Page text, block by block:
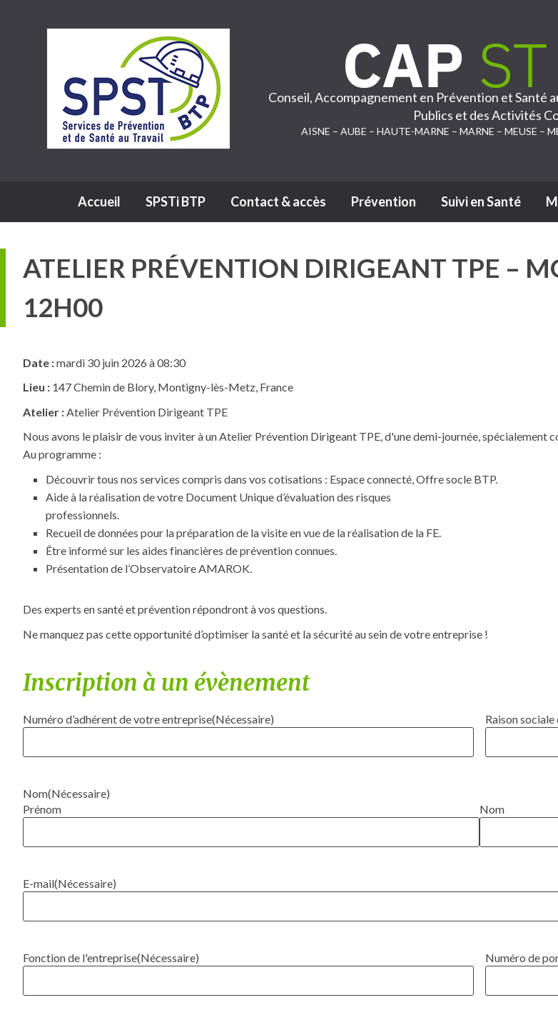
Conseil, Accompagnement en Prévention et Santé
Publics et des Activités
AISNE – AUBE – HAUTE-MARNE – MARNE – MEUSE –
Navigation principale
Passer au
Accueil SPSTi BTP Contact & accès Prévention Suivi en Santé
ATELIER PRÉVENTION DIRIGEANT TPE –
12H00
Date :mardi 30 juin 2026 à 08:30
Lieu : 147 Chemin de Blory, Montigny-lès-Metz, France
Atelier : Atelier Prévention Dirigeant TPE
Nous avons le plaisir de vous inviter à un Atelier Prévention Dirigeant TPE, d'une demi-journée, spécialement
Au programme :
Découvrir tous nos services compris dans vos cotisations : Espace connecté, Offre socle BTP.
Aide à la réalisation de votre Document Unique d’évaluation des risques
professionnels.
Recueil de données pour la préparation de la visite en vue de la réalisation de la FE.
Être informé sur les aides financières de prévention connues.
Présentation de l’Observatoire AMAROK.
Des experts en santé et prévention répondront à vos questions.
Ne manquez pas cette opportunité d’optimiser la santé et la sécurité au sein de votre entreprise !
Inscription à un évènement
Numéro d’adhérent de votre entreprise(Nécessaire) Raison
Nom(Nécessaire)
Prénom
Nom
E-mail(Nécessaire)
Fonction de l'entreprise(Nécessaire) Numéro de